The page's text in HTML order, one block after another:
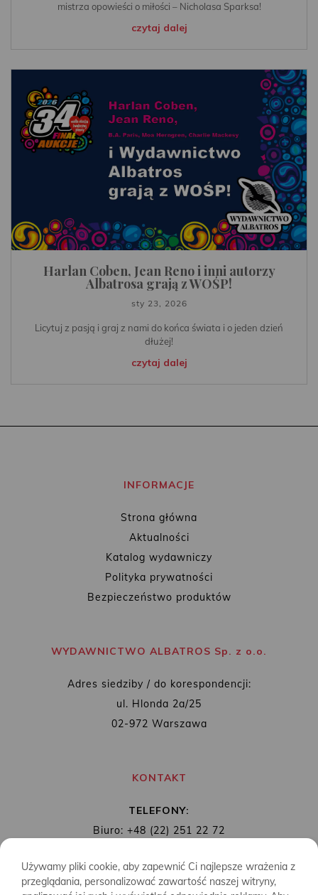
mistrza opowieści o miłości – Nicholasa Sparksa!
czytaj dalej
Harlan Coben, Jean Reno i inni autorzy
Albatrosa grają z WOŚP!
sty 23, 2026
Licytuj z pasją i graj z nami do końca świata i o jeden dzień
dłużej!
czytaj dalej
INFORMACJE
Strona główna
Aktualności
Katalog wydawniczy
Polityka prywatności
Bezpieczeństwo produktów
WYDAWNICTWO ALBATROS Sp. z o.o.
Adres siedziby / do korespondencji:
ul. Hlonda 2a/25
02-972 Warszawa
KONTAKT
TELEFONY:
Biuro: +48 (22) 251 22 72
MAIL: biuro@wydawnictwoalbatros.com
Używamy pliki cookie, aby zapewnić Ci najlepsze wrażenia z
przeglądania, personalizować zawartość naszej witryny,